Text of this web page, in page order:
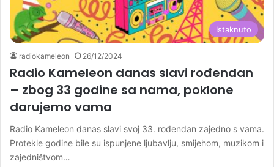
Istaknuto
radiokameleon 26/12/2024
Radio Kameleon danas slavi rođendan
– zbog 33 godine sa nama, poklone
darujemo vama
Radio Kameleon danas slavi svoj 33. rođendan zajedno s vama.
Protekle godine bile su ispunjene ljubavlju, smijehom, muzikom i
zajedništvom…